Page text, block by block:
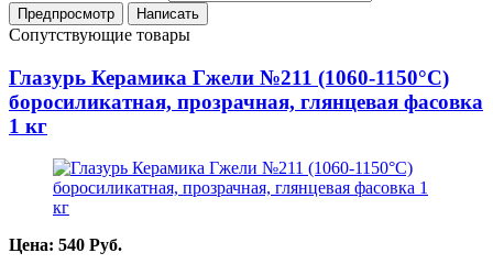
Сопутствующие товары
Глазурь Керамика Гжели №211 (1060-1150°С)
боросиликатная, прозрачная, глянцевая фасовка
1 кг
Цена: 540 Руб.